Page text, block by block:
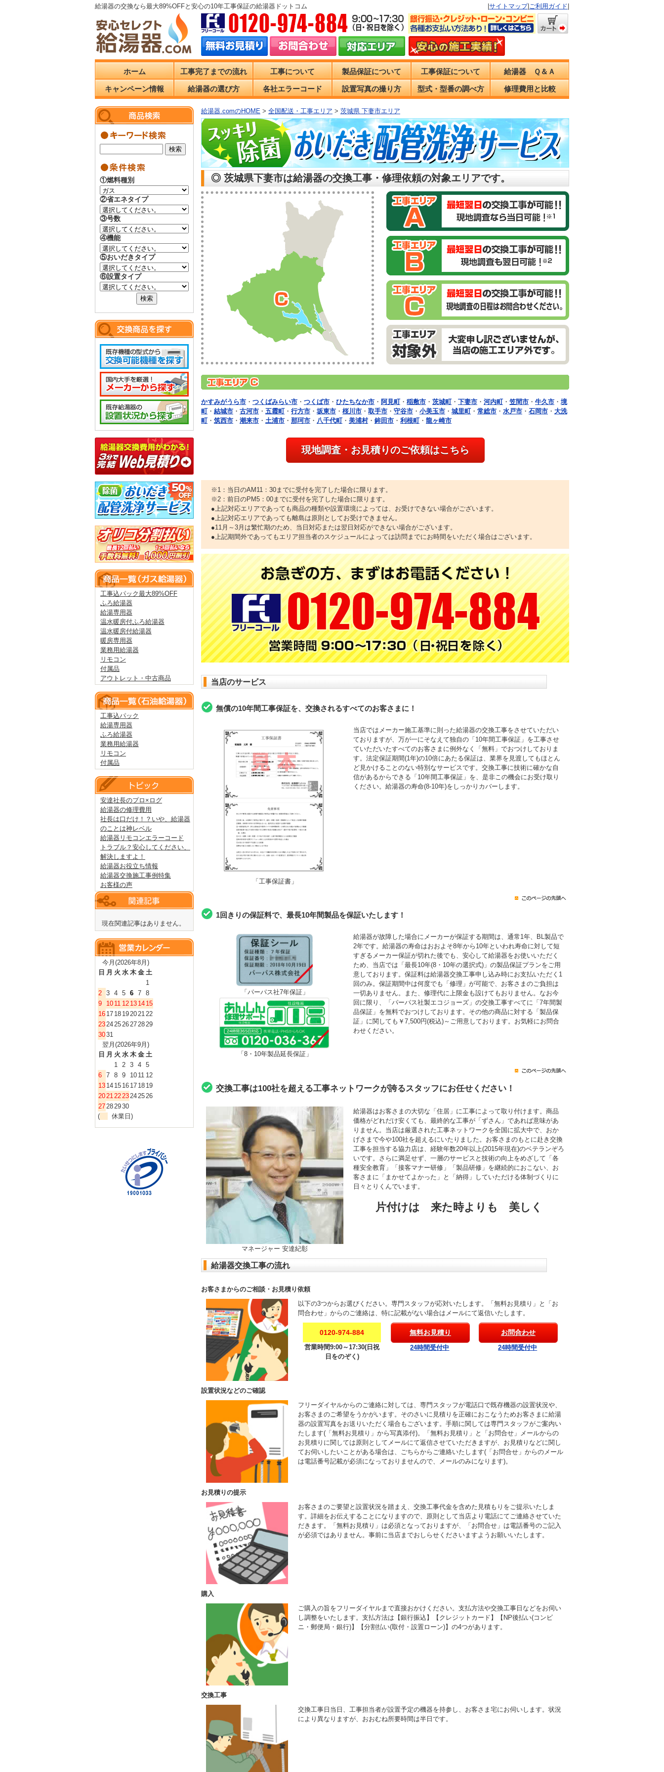
給湯器の交換なら最大89%OFFと安心の10年工事保証の給湯器ドットコム サイトマップ| ご利用ガイド
ホーム 工事完了までの流れ 工事について 製品保証について 工事保証について 給湯器 Ｑ＆Ａ
キャンペーン情報 給湯器の選び方 各社エラーコード 設置写真の撮り方 型式・型番の調べ方 修理費用と比較
給湯器.comのHOME > 全国配送・工事エリア > 茨城県 下妻市エリア
◎ 茨城県下妻市は給湯器の交換工事・修理依頼の対象エリアです。
かすみがうら市 ・ つくばみらい市 ・ つくば市 ・ ひたちなか市 ・ 阿見町・ 稲敷市 ・ 茨城町・ 下妻市 ・ 河内町・ 笠間市 ・ 牛久市 ・ 境
町・ 結城市 ・ 古河市 ・ 五霞町・ 行方市 ・坂東市 ・ 桜川市 ・ 取手市 ・ 守谷市 ・ 小美玉市 ・ 城里町・ 常総市 ・ 水戸市 ・ 石岡市 ・ 大洗
町・ 筑西市 ・ 潮来市 ・ 土浦市 ・ 那珂市 ・ 八千代町・ 美浦村・ 鉾田市 ・ 利根町・ 龍ヶ崎市
現地調査・お見積りのご依頼はこちら
※1：当日のAM11：30までに受付を完了した場合に限ります。
※2：前日のPM5：00までに受付を完了した場合に限ります。
●上記対応エリアであっても商品の種類や設置環境によっては、お受けできない場合がございます。
●上記対応エリアであっても離島は原則としてお受けできません。
●11月～3月は繁忙期のため、当日対応または翌日対応ができない場合がございます。
●上記期間外であってもエリア担当者のスケジュールによっては訪問までにお時間をいただく場合はございます。
当店のサービス
無償の10年間工事保証を、交換されるすべてのお客さまに！
「工事保証書」
当店ではメーカー施工基準に則った給湯器の交換工事をさせていただい
ておりますが、万が一にそなえて独自の「10年間工事保証」を工事させ
ていただいたすべてのお客さまに例外なく「無料」でおつけしておりま
す。法定保証期間(1年)の10倍にあたる保証は、業界を見渡してもほとん
ど見かけることのない特別なサービスです。交換工事に技術に確かな自
信があるからできる「10年間工事保証」を、是非この機会にお受け取り
ください。給湯器の寿命(8-10年)をしっかりカバーします。
1回きりの保証料で、最長10年間製品を保証いたします！
「パーパス社7年保証」
「8・10年製品延長保証」
給湯器が故障した場合にメーカーが保証する期間は、通常1年、BL製品で
2年です。給湯器の寿命はおおよそ8年から10年といわれ寿命に対して短
すぎるメーカー保証が切れた後でも、安心して給湯器をお使いいただく
ため、当店では「最長10年(8・10年の選択式)」の製品保証プランをご用
意しております。保証料は給湯器交換工事申し込み時にお支払いただく1
回のみ。保証期間中は何度でも「修理」が可能で、お客さまのご負担は
一切ありません。また、修理代に上限金も設けてもおりません。なお今
回に限り、「パーパス社製エコジョーズ」の交換工事すべてに「7年間製
品保証」を無料でおつけしております。その他の商品に対する「製品保
証」に関しても￥7,500円(税込)～ご用意しております。お気軽にお問合
わせください。
交換工事は100社を超える工事ネットワークが誇るスタッフにお任せください！
マネージャー 安達紀彰
給湯器はお客さまの大切な「住居」に工事によって取り付けます。商品
価格がどれだけ安くても、最終的な工事が「ずさん」であれば意味があ
りません。当店は厳選された工事ネットワークを全国に拡大中で、おか
げさまで今や100社を超えるにいたりました。お客さまのもとに赴き交換
工事を担当する協力店は、経験年数20年以上(2015年現在)のベテランぞろ
いです。さらに満足せず、一層のサービスと技術の向上をめざして「各
種安全教育」「接客マナー研修」「製品研修」を継続的におこない、お
客さまに「まかせてよかった」と「納得」していただける体制づくりに
日々とりくんでいます。
片付けは 来た時よりも 美しく
給湯器交換工事の流れ
お客さまからのご相談・お見積り依頼
以下の3つからお選びください。専門スタッフが応対いたします。「無料お見積り」と「お
問合わせ」からのご連絡は、特に記載がない場合はメールにて返信いたします。
0120-974-884
営業時間9:00～17:30(日祝
日をのぞく)
無料お見積り
24時間受付中
お問合わせ
24時間受付中
設置状況などのご確認
フリーダイヤルからのご連絡に対しては、専門スタッフが電話口で既存機器の設置状況や、
お客さまのご希望をうかがいます。そのさいに見積りを正確におこなうためお客さまに給湯
器の設置写真をお送りいただく場合もございます。手順に関しては専門スタッフがご案内い
たします(「無料お見積り」から写真添付)。「無料お見積り」と「お問合せ」メールからの
お見積りに関しては原則としてメールにて返信させていただきますが、お見積りなどに関し
てお伺いしたいことがある場合は、ごちらからご連絡いたします(「お問合せ」からのメール
は電話番号記載が必須になっておりませんので、メールのみになります)。
お見積りの提示
お客さまのご要望と設置状況を踏まえ、交換工事代金を含めた見積もりをご提示いたしま
す。詳細をお伝えすることになりますので、原則として当店より電話にてご連絡させていた
だきます。「無料お見積り」は必須となっておりますが、「お問合せ」は電話番号のご記入
が必須ではありません。事前に当店までおしらせくださいますようお願いいたします。
購入
ご購入の旨をフリーダイヤルまで直接おかけください。支払方法や交換工事日などをお伺い
し調整をいたします。支払方法は【銀行振込】【クレジットカード】【NP後払い(コンビ
ニ・郵便局・銀行)】【分割払い(取付・設置ローン)】の4つがあります。
交換工事
交換工事日当日、工事担当者が設置予定の機器を持参し、お客さま宅にお伺いします。状況
により異なりますが、おおむね所要時間は半日です。
①燃料種別
②省エネタイプ
③号数
④機能
⑤おいだきタイプ
⑥設置タイプ
工事込パック最大89%OFF
ふろ給湯器
給湯専用器
温水暖房付ふろ給湯器
温水暖房付給湯器
暖房専用器
業務用給湯器
リモコン
付属品
アウトレット・中古商品
工事込パック
給湯専用器
ふろ給湯器
業務用給湯器
リモコン
付属品
安達社長のプロ×ログ
給湯器の修理費用
社長は口だけ！？いや、給湯器
のことは神レベル
給湯器リモコンエラーコード
トラブル？安心してください、
解決しますよ！
給湯器お役立ち情報
給湯器交換施工事例特集
お客様の声
現在関連記事はありません。
今月(2026年8月)
日 月 火 水 木 金 土
1
2 3 4 5 6 7 8
9
10 11 12 13 14 15
16 17 18 19202122
23242526272829
3031
翌月(2026年9月)
日 月 火 水 木 金 土
1 2 3 4 5
6 7 8 9 10 11 12
13 14 15 16 17 18 19
20212223242526
27282930
(
休業日)